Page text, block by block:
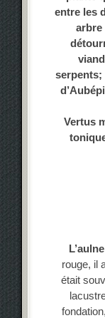
entre les
arbre
serpents;
Vertus
L’aulne
rouge, il
était